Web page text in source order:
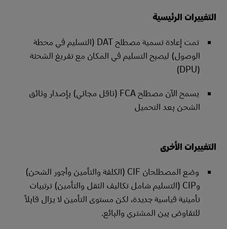
التغييرات الرئيسية
تمت إعادة تسمية مصطلح DAT (التسليم في محطة
الوصول) ليصبح التسليم في المكان مع تفريغ الشحنة
(DPU)
يسمح الآن مصطلح FCA (ناقل مجاني) بإصدار وثائق
الشحن بعد التحميل
التغييرات الأخرى
وضع المصطلحان CIF (الكلفة والتأمين وأجور الشحن)
وCIP (التسليم شامل تكاليف النقل والتأمين) ترتيبات
تأمينية قياسية جديدة، لكن مستوى التأمين لا يزال قابلاً
للتفاوض بين المشتري والبائع.